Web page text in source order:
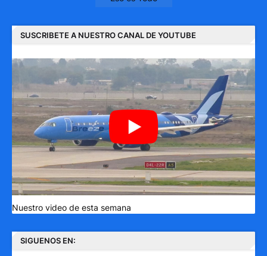
SUSCRIBETE A NUESTRO CANAL DE YOUTUBE
Nuestro video de esta semana
SIGUENOS EN: